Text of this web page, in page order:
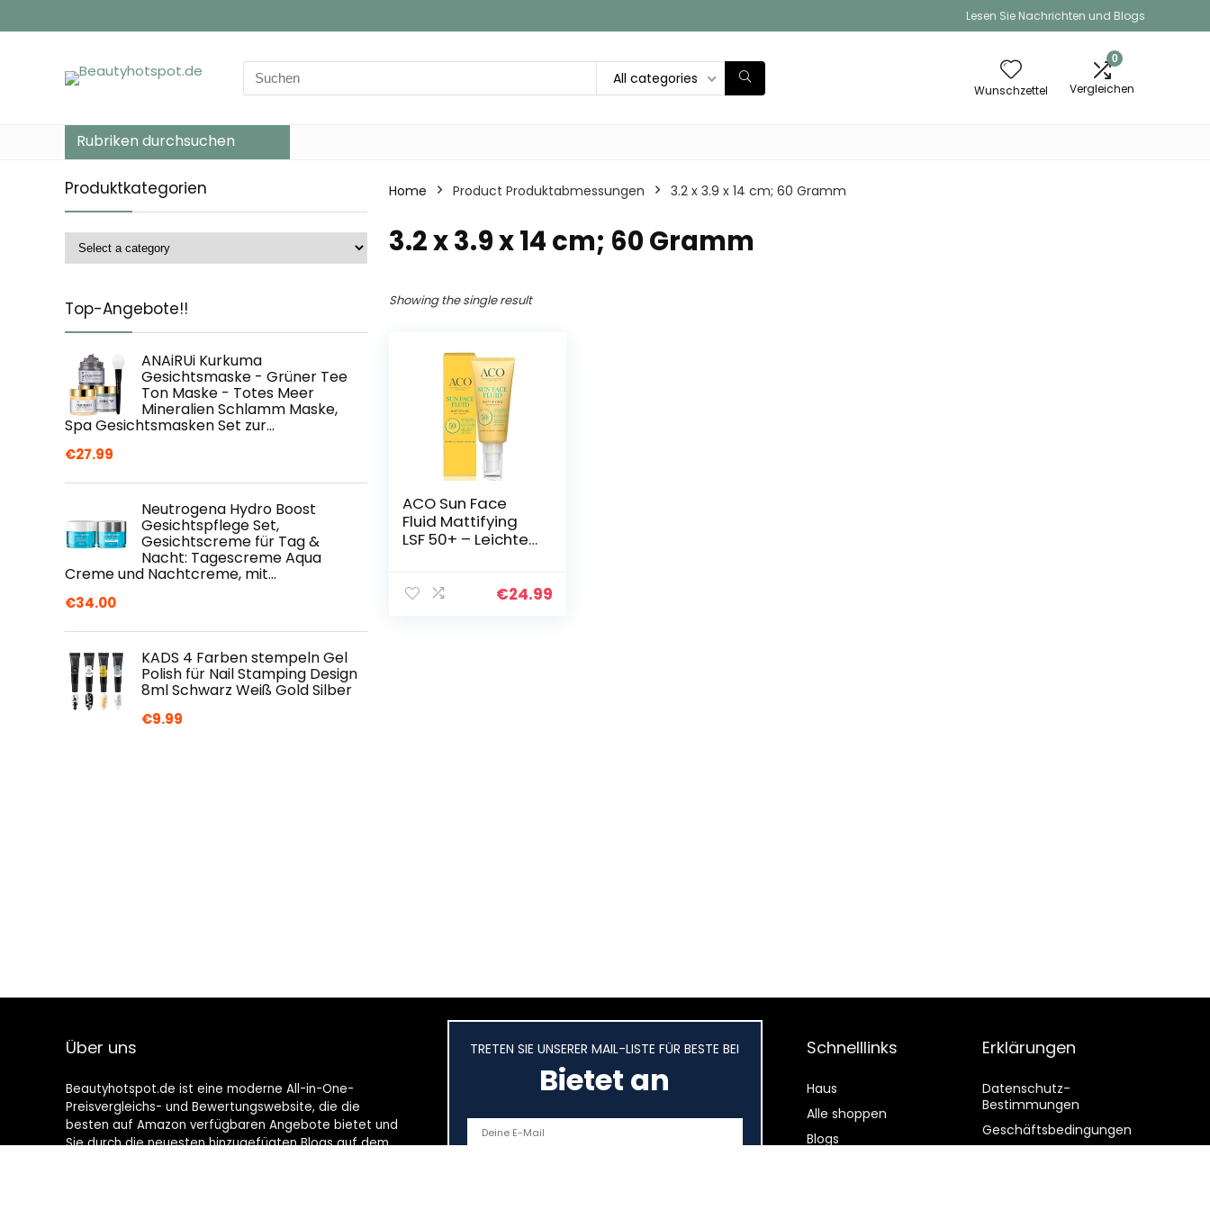
Lesen Sie Nachrichten und Blogs
Search
for:
All categories
Wunschzettel
0
Vergleichen
Rubriken durchsuchen
Produktkategorien
Top-Angebote!!
ANAiRUi Kurkuma
Gesichtsmaske - Grüner Tee
Ton Maske - Totes Meer
Mineralien Schlamm Maske,
Spa Gesichtsmasken Set zur…
€27.99
Neutrogena Hydro Boost
Gesichtspflege Set,
Gesichtscreme für Tag &
Nacht: Tagescreme Aqua
Creme und Nachtcreme, mit…
€34.00
KADS 4 Farben stempeln Gel
Polish für Nail Stamping Design
8ml Schwarz Weiß Gold Silber
€9.99
Home Product Produktabmessungen ‎3.2 x 3.9 x 14 cm; 60 Gramm
‎3.2 x 3.9 x 14 cm; 60 Gramm
Showing the single result
ACO Sun Face
Fluid Mattifying
LSF 50+ – Leichte
Gesicht mit sehr
€24.99
Über uns
Beautyhotspot.de ist eine moderne All-in-One-
Preisvergleichs- und Bewertungswebsite, die die
besten auf Amazon verfügbaren Angebote bietet und
Sie durch die neuesten hinzugefügten Blogs auf dem
TRETEN SIE UNSERER MAIL-LISTE FÜR BESTE BEI
Bietet an
Schnelllinks
Haus
Alle shoppen
Blogs
Erklärungen
Datenschutz-
Bestimmungen
Geschäftsbedingungen